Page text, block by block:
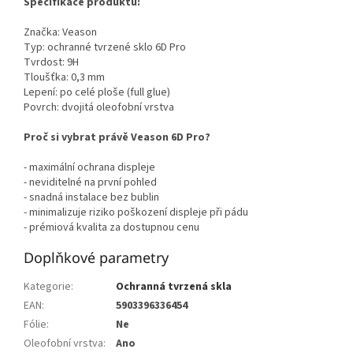
Značka: Veason
Typ: ochranné tvrzené sklo 6D Pro
Tvrdost: 9H
Tloušťka: 0,3 mm
Lepení: po celé ploše (full glue)
Povrch: dvojitá oleofobní vrstva
Proč si vybrat právě Veason 6D Pro?
- maximální ochrana displeje
- neviditelné na první pohled
- snadná instalace bez bublin
- minimalizuje riziko poškození displeje při pádu
- prémiová kvalita za dostupnou cenu
Doplňkové parametry
Kategorie:
Ochranná tvrzená skla
EAN:
5903396336454
Fólie:
Ne
Oleofobní vrstva:
Ano